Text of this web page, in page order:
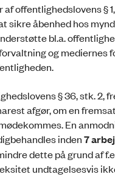
offentlighedslovens § 1,
sikre åbenhed hos
bl.a.
og mediernes
§ 36, stk. 2,
afgør, om en
En
inden7
dette på grund af
undtagelsesvis